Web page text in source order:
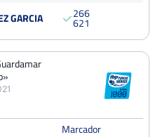
«Memorial Pepe
«Memorial Pepe
GARCIA 2
6
6
2
6
1
Marcador